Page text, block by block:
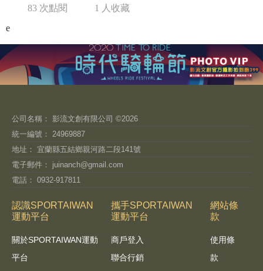
83 次點閱
1 人收藏
e
公司名稱： 影流文創有限公司 ©2026
統一編號： 24969887
地址： 宜蘭縣五結鄉親河路二段141號
電子郵件： juinanch@gmail.com
電話： 0932-917811
認識SPORTAIWAN
運動平台
關於SPORTAIWAN運動
平台
攜手SPORTAIWAN
運動平台
商戶登入
聯合行銷
網站條
款
使用條
款